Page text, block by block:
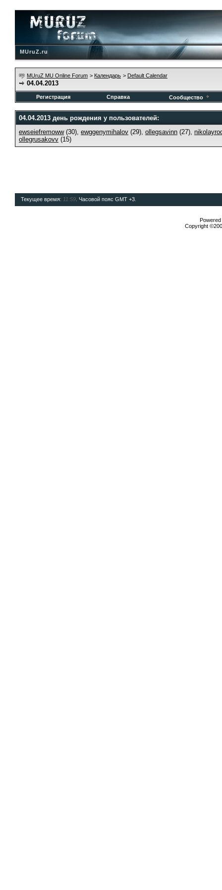
MUruZ.ru
MUruZ MU Online Forum > Календарь > Default Calendar
04.04.2013
Регистрация Справка Сообщество
04.04.2013 день рождения у пользователей:
ewseiefremoww(30), ewggenymihalov (29), ollegsavinn (27),
ollegrusakovv (15)
Текущее время: 11:59 . Часовой пояс GMT +3.
Copyright